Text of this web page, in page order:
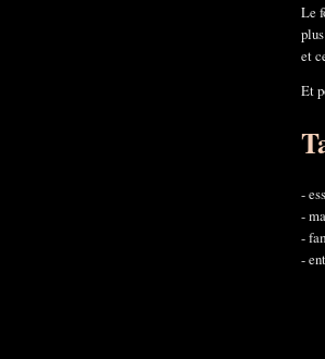
Le
et
Et
-
-
-
-